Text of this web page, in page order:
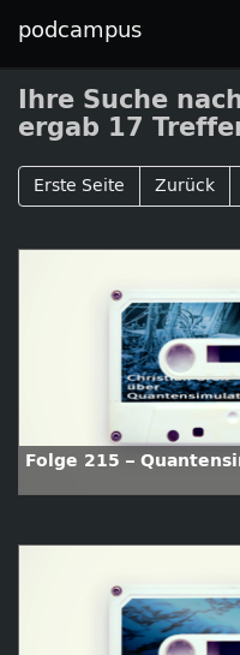
podcampus
Ihre Suche
ergab 17
Erste Seite Zurück
Folge 215 –